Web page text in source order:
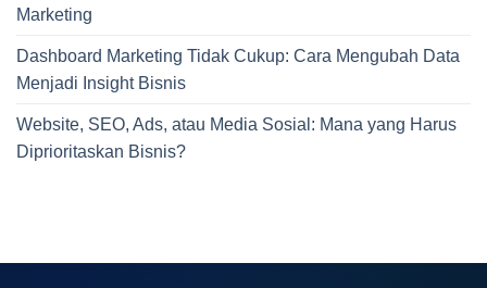
Marketing
Dashboard Marketing Tidak Cukup: Cara Mengubah Data
Menjadi Insight Bisnis
Website, SEO, Ads, atau Media Sosial: Mana yang Harus
Diprioritaskan Bisnis?